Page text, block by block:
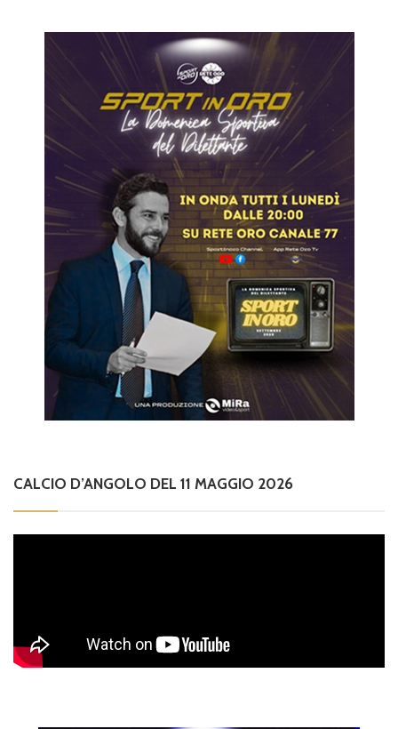
CALCIO D’ANGOLO DEL 11 MAGGIO 2026